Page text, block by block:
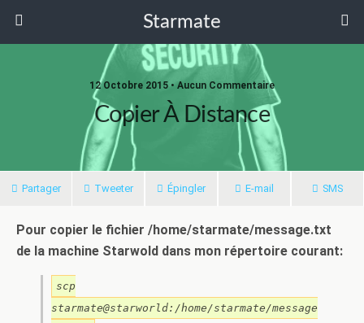
Starmate
12 Octobre 2015 • Aucun Commentaire
Copier À Distance
Partager Tweeter Épingler E-mail SMS
Pour copier le fichier /home/starmate/message.txt
de la machine Starwold dans mon répertoire courant:
scp
starmate@starworld:/home/starmate/message